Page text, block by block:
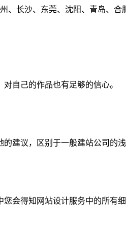
、长沙、东莞、沈阳、青岛、合
自己的作品也有足够的信心。
建议，区别于一般建站公司的
会得知网站设计服务中的所有